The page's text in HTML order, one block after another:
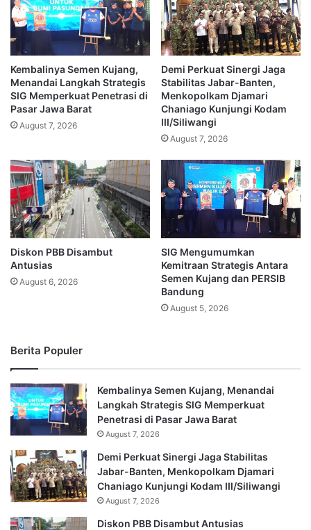
Kembalinya Semen Kujang,
Menandai Langkah Strategis
SIG Memperkuat Penetrasi di
Pasar Jawa Barat
August 7, 2026
Demi Perkuat Sinergi Jaga
Stabilitas Jabar-Banten,
Menkopolkam Djamari
Chaniago Kunjungi Kodam
III/Siliwangi
August 7, 2026
Diskon PBB Disambut
Antusias
August 6, 2026
SIG Mengumumkan
Kemitraan Strategis Antara
Semen Kujang dan PERSIB
Bandung
August 5, 2026
Berita Populer
Kembalinya Semen Kujang, Menandai
Langkah Strategis SIG Memperkuat
Penetrasi di Pasar Jawa Barat
August 7, 2026
Demi Perkuat Sinergi Jaga Stabilitas
Jabar-Banten, Menkopolkam Djamari
Chaniago Kunjungi Kodam III/Siliwangi
August 7, 2026
Diskon PBB Disambut Antusias